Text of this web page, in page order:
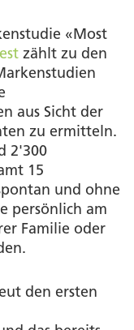
«Most
zählt zu den
aus Sicht der
zu ermitteln.
2'300
15
und ohne
persönlich am
Familie oder
den ersten